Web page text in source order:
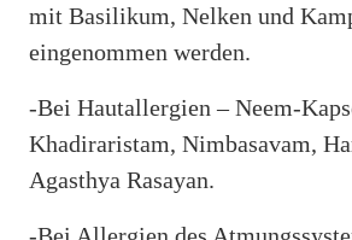
mit Basilikum, Nelken und
eingenommen werden.
-Bei Hautallergien – Neem-
Khadiraristam, Nimbasavam,
Agasthya Rasayan.